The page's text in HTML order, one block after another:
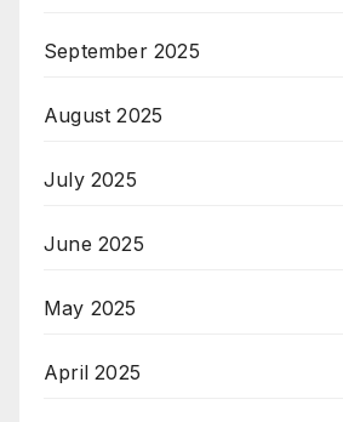
September 2025
August 2025
July 2025
June 2025
May 2025
April 2025